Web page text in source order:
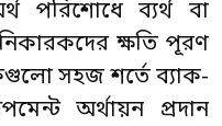
পরিশোধে ব্যর্থ বা
ক্ষতি পূরণ
সহজ শর্তে ব্যাক-
অর্থায়ন প্রদান